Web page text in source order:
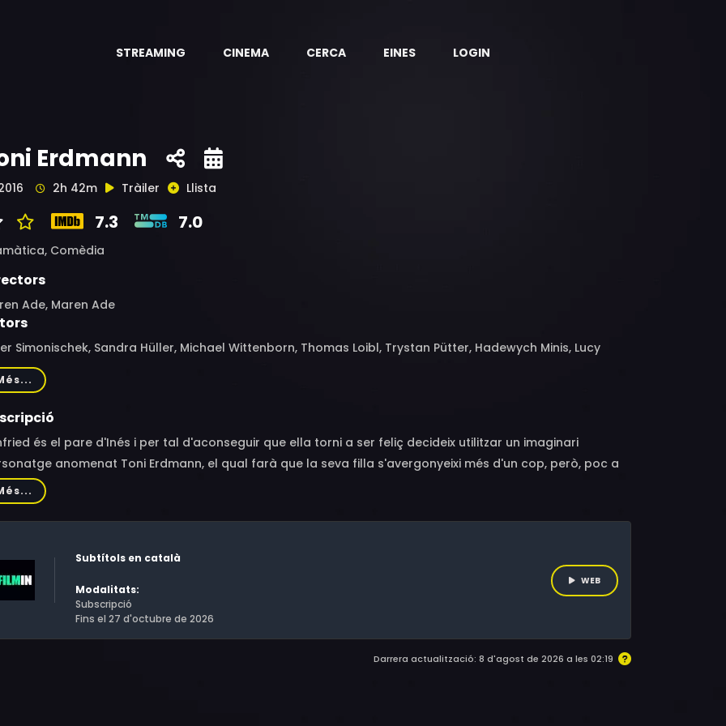
STREAMING CINEMA CERCA EINES LOGIN
Erdmann
2h 42m Tràiler Llista
7.3 7.0
Comèdia
Ade, Maren Ade
Simonischek, Sandra Hüller, Michael Wittenborn, Thomas Loibl, Trystan Pütter, Hadewych Minis, Lucy
Ingrid Bisu, Victoria Cociaș, Alexandru Papadopol, Victoria Malektorovych, Ingrid Burkhard, Jürg Löw,
Reinecke, Nicolas Wackerbarth, Mihai Manolache, Radu Bânzaru, Niels Bormann, Radu Dumitrache, Klara
Hartmut Stanke, Hans Löw, Julischka Eichel, Lennart Moho, Irene Rindje, Sava Lolov, John Keogh, Cezara
Bryan Jardine, Dana Marineci, Cătălin Băicuș, Marius Georgian, Miriam Rizea, Luana Stoica, Valentin
Ioan Brancu, Emil Constantinescu, Mădălina Ciotea, Daniel Filipescu, Raluca David, Mihai Răzuș,
Bucur, Andrei Mateiu, Florin Vișenescu, Șerban Gabriel Cismărescu, Marcus Weber, Ebba, Vlad Ivanov,
és el pare d'Inés i per tal d'aconseguir que ella torni a ser feliç decideix utilitzar un imaginari
anomenat Toni Erdmann, el qual farà que la seva filla s'avergonyeixi més d'un cop, però, poc a
anirà trobant la felicitat perduda.
Subtítols en català
Modalitats:
Subscripció
Fins el 27 d'octubre de 2026
WEB
Darrera actualització: 8 d'agost de 2026 a les 02:19